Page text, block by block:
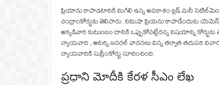
ప్రియాను కాపాడటానికి మిగిలి ఉన్న అవకాశం బ్లడ్ మనీ
చంద్రాంకోర్టుకు తెలిపారు. నిమిషా ప్రియను కాపాడేందుకు
అక్కడివారి కుటుంబం దానికి ఒప్పుకోవట్లేదన్న విషయాన్ని
న్యాయవాది , అటర్ని జనరల్ వాదనలు విన్న తర్వాత తదుపరి
న్యాయవాదికి సుప్రీంకోర్టు సూచించింది.
ప్రధాని మోదీకి కేరళ సీఎం లేఖ